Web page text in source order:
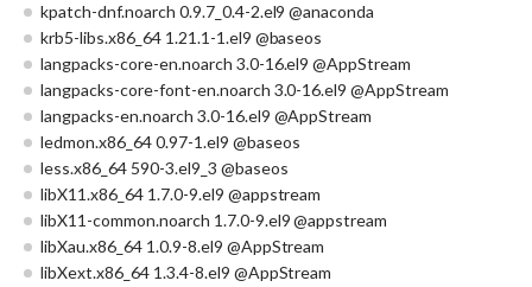
kpatch-dnf.noarch 0.9.7_0.4-2.el9 @anaconda
krb5-libs.x86_64 1.21.1-1.el9 @baseos
langpacks-core-en.noarch 3.0-16.el9 @AppStream
langpacks-core-font-en.noarch 3.0-16.el9 @AppStream
langpacks-en.noarch 3.0-16.el9 @AppStream
ledmon.x86_64 0.97-1.el9 @baseos
less.x86_64 590-3.el9_3 @baseos
libX11.x86_64 1.7.0-9.el9 @appstream
libX11-common.noarch 1.7.0-9.el9 @appstream
libXau.x86_64 1.0.9-8.el9 @AppStream
libXext.x86_64 1.3.4-8.el9 @AppStream